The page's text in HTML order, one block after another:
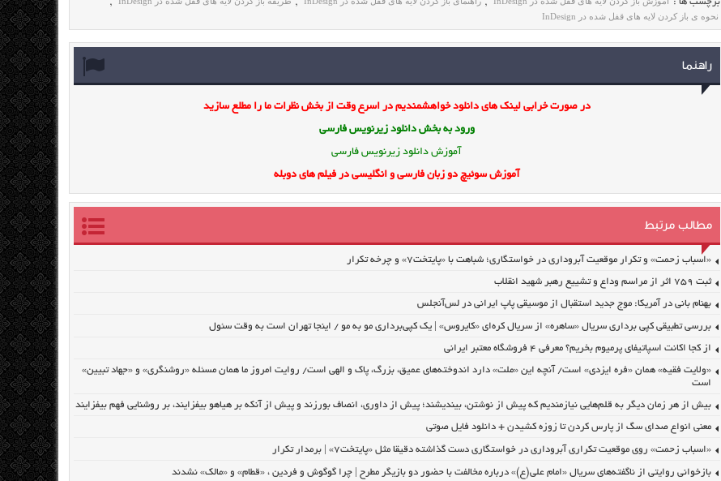
نحوه ی باز کردن لایه های قفل شده در InDesign
راهنما
در صورت خرابی لینک های دانلود خواهشمندیم در اسرع وقت از بخش نظرات ما را مطلع سازید
ورود به بخش دانلود زیرنویس فارسی
آموزش دانلود زیرنویس فارسی
آموزش سوئیچ دو زبان فارسی و انگلیسی در فیلم های دوبله
مطالب مرتبط
«اسباب زحمت» و تکرار موقعیت آبروداری در خواستگاری؛ شباهت با «پایتخت۷» و چرخه تکرار
ثبت ۷۵۹ اثر از مراسم وداع و تشییع رهبر شهید انقلاب
بهنام بانی در آمریکا: موج جدید استقبال از موسیقی پاپ ایرانی در لس‌آنجلس
بررسی تطبیقی کپی برداری سریال «ساهره» از سریال کره‌ای «کایروس» | یک کپی‌برداری مو به مو / اینجا تهران است به وقت سئول
از کجا اکانت اسپاتیفای پرمیوم بخریم؟ معرفی ۴ فروشگاه معتبر ایرانی
«ولایت فقیه» همان «فره ایزدی» است/ آنچه این «ملت» دارد اندوخته‌های عمیق، بزرگ، پاک و الهی است/ روایت امروز ما همان مسئله «روشنگری» و «جهاد تبیین»
است
بیش از هر زمان دیگر به قلم‌هایی نیازمندیم که پیش از نوشتن، بیندیشند؛ پیش از داوری، انصاف بورزند و پیش از آنکه بر هیاهو بیفزایند، بر روشنایی فهم بیفزایند
معنی انواع صدای سگ از پارس کردن تا زوزه کشیدن + دانلود فایل صوتی
«اسباب زحمت» روی موقعیت تکراری آبروداری در خواستگاری دست گذاشته دقیقا مثل «پایتخت۷» | برمدار تکرار
بازخوانی روایتی از ناگفته‌های سریال «امام علی(ع)» درباره مخالفت با حضور دو بازیگر مطرح | چرا گوگوش و فردین ، «قطام» و «مالک» نشدند